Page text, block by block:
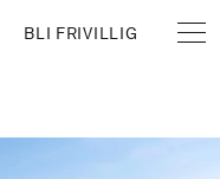
BLI FRIVILLIG